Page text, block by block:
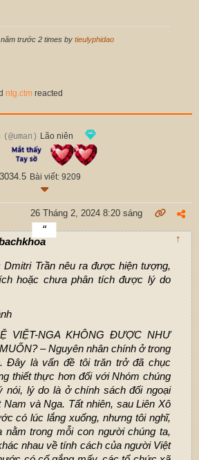
trước 2 times by tieulyphidao
ntg.ctm reacted
(@uman) Lão niên
Bài viết: 9209
26 Tháng 2, 2024 8:20 sáng
↑
Dmitri Trần nêu ra được hiện tượng,
hoặc chưa phân tích được lý do
VIỆT-NGA KHÔNG ĐƯỢC NHƯ
– Nguyên nhân chính ở trong
Đây là vấn đề tôi trăn trở đã chục
thiết thực hơn đối với Nhóm chúng
nói, lý do là ở chính sách đối ngoại
và Nga. Tất nhiên, sau Liên Xô
có lúc lắng xuống, nhưng tôi nghĩ,
nằm trong mỗi con người chúng ta,
nhau về tính cách của người Việt